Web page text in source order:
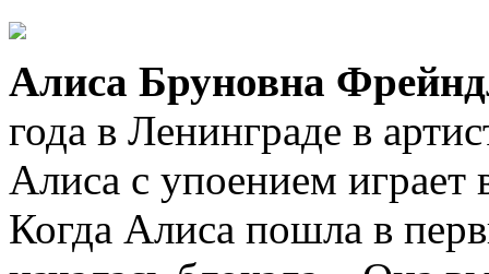
Алиса Бруновна
года в Ленинграде в
Алиса с упоением играет
Когда Алиса пошла в